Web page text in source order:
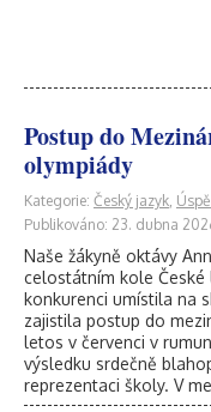
Postup do
olympiády
Kategorie: Český jazyk
Publikováno: 23. dubna
Naše žákyně oktávy
celostátním kole
konkurenci umístila na
zajistila postup do
letos v červenci v
výsledku srdečně
reprezentaci školy. V